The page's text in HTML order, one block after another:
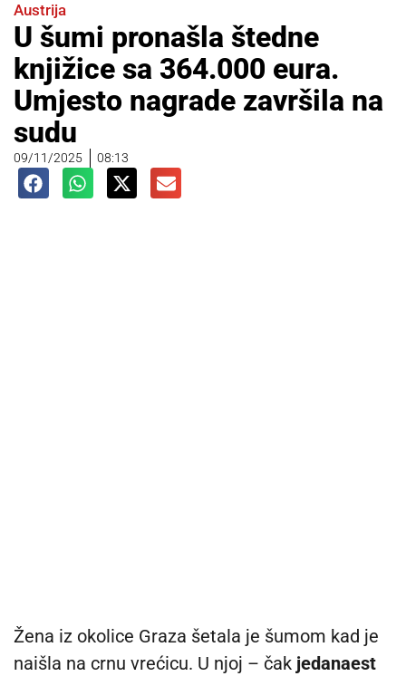
Austrija
U šumi pronašla štedne
knjižice sa 364.000 eura.
Umjesto nagrade završila na
sudu
09/11/2025 08:13
Žena iz okolice Graza šetala je šumom kad je
naišla na crnu vrećicu. U njoj – čak jedanaest